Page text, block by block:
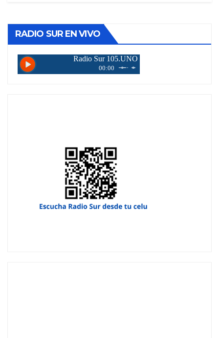
RADIO SUR EN VIVO